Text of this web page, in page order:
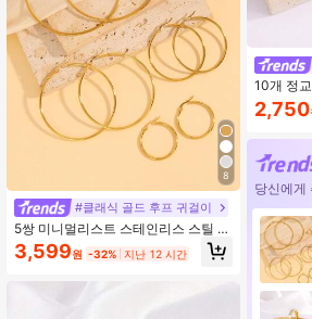
8
#클래식 골드 후프 귀걸이
5쌍 미니멀리스트 스테인리스 스틸 라
운드 후프 귀걸이, 남녀 공용 적합
3,599원 -32% 지난 12 시간
10개 정
리스 스
의 일상
2,750
당신에게